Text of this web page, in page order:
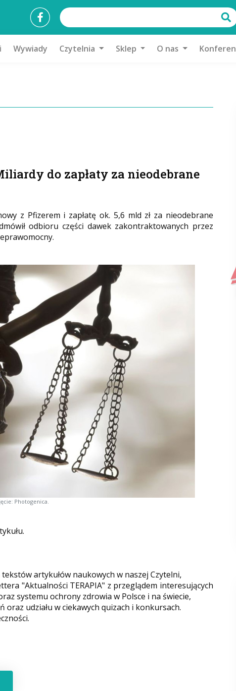
Wywiady Czytelnia Sklep O nas
do zapłaty za nieodebrane
z Pfizerem i zapłatę ok. 5,6 mld zł za nieodebrane
odbioru części dawek zakontraktowanych przez
Photogenica.
artykułów naukowych w naszej Czytelni,
"Aktualności TERAPIA" z przeglądem interesujących
systemu ochrony zdrowia w Polsce i na świecie,
udziału w ciekawych quizach i konkursach.